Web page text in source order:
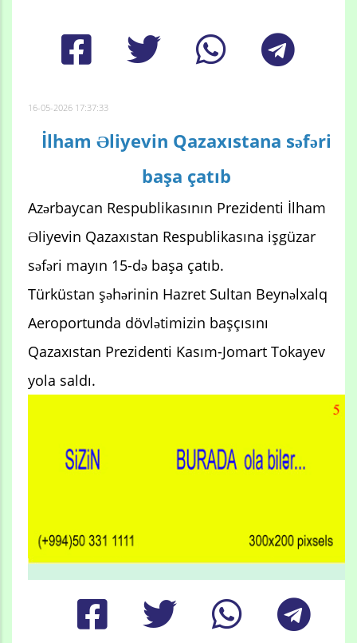
16-05-2026 17:37:33
İlham Əliyevin Qazaxıstana səfəri
başa çatıb
Azərbaycan Respublikasının Prezidenti İlham
Əliyevin Qazaxıstan Respublikasına işgüzar
səfəri mayın 15-də başa çatıb.
Türküstan şəhərinin Hazret Sultan Beynəlxalq
Aeroportunda dövlətimizin başçısını
Qazaxıstan Prezidenti Kasım-Jomart Tokayev
yola saldı.